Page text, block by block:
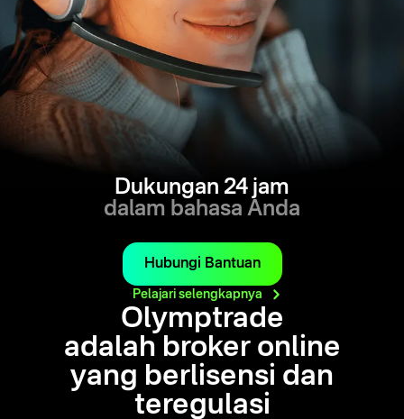
Dukungan 24 jam
dalam bahasa Anda
Hubungi Bantuan
Pelajari selengkapnya
Olymptrade
adalah broker online
yang berlisensi dan
teregulasi